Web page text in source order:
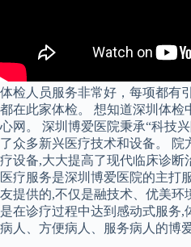
体检人员服务非常好，每项都有
都在此家体检。 想知道深圳体检
心网。 深圳博爱医院秉承“科技
了众多新兴医疗技术和设备。 院
疗设备,大大提高了现代临床诊断
医疗服务是深圳博爱医院的主打
友提供的,不仅是融技术、优美环
是在诊疗过程中达到感动式服务,
病人、方便病人、服务病人的博